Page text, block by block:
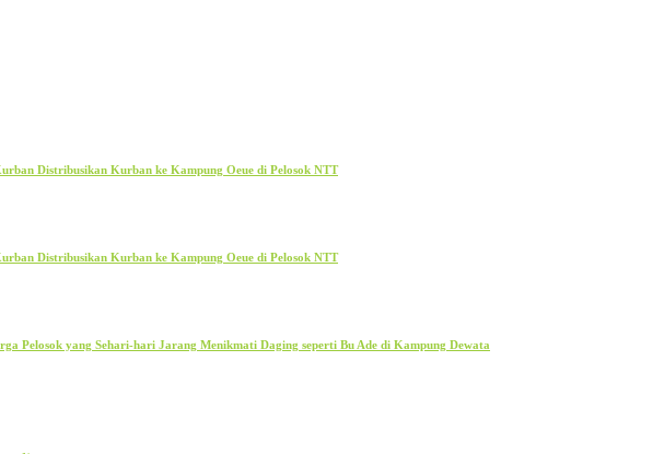
Distribusikan Kurban ke Kampung Oeue di Pelosok NTT
Distribusikan Kurban ke Kampung Oeue di Pelosok NTT
Pelosok yang Sehari-hari Jarang Menikmati Daging seperti Bu Ade di Kampung Dewata